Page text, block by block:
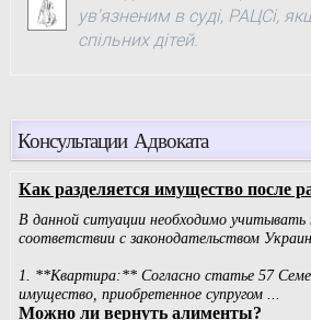
ув'язненим в суді, РАЦСі,
спільних дітей.
Консультации Адвоката